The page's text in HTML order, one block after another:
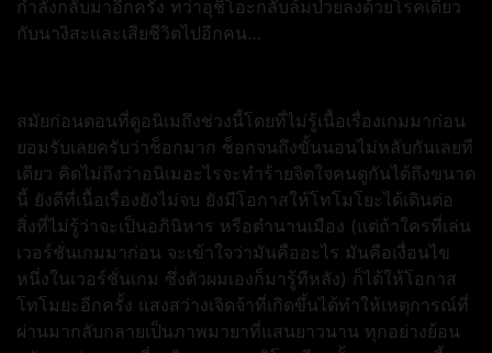
กำลังกลับมาอีกครั้ง ทว่าอุชิโอะกลับล้มป่วยลงด้วยโรคเดียว
กับนางิสะและเสียชีวิตไปอีกคน…
สมัยก่อนตอนที่ดูอนิเมถึงช่วงนี้โดยที่ไม่รู้เนื้อเรื่องเกมมาก่อน
ยอมรับเลยครับว่าช็อกมาก ช็อกจนถึงขั้นนอนไม่หลับกันเลยที
เดียว คิดไม่ถึงว่าอนิเมอะไรจะทำร้ายจิตใจคนดูกันได้ถึงขนาด
นี้ ยังดีที่เนื้อเรื่องยังไม่จบ ยังมีโอกาสให้โทโมโยะได้เดินต่อ
สิ่งที่ไม่รู้ว่าจะเป็นอภินิหาร หรือตำนานเมือง (แต่ถ้าใครที่เล่น
เวอร์ชั่นเกมมาก่อน จะเข้าใจว่ามันคืออะไร มันคือเงื่อนไข
หนึ่งในเวอร์ชั่นเกม ซึ่งตัวผมเองก็มารู้ทีหลัง) ก็ได้ให้โอกาส
โทโมยะอีกครั้ง แสงสว่างเจิดจ้าที่เกิดขึ้นได้ทำให้เหตุการณ์ที่
ผ่านมากลับกลายเป็นภาพมายาที่แสนยาวนาน ทุกอย่างย้อน